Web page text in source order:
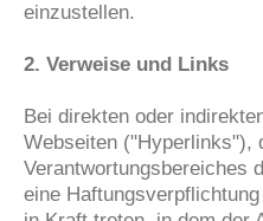
einzustellen.
2. Verweise und Links
Bei direkten oder
Webseiten ("Hyperlinks"),
Verantwortungsbereiches
eine